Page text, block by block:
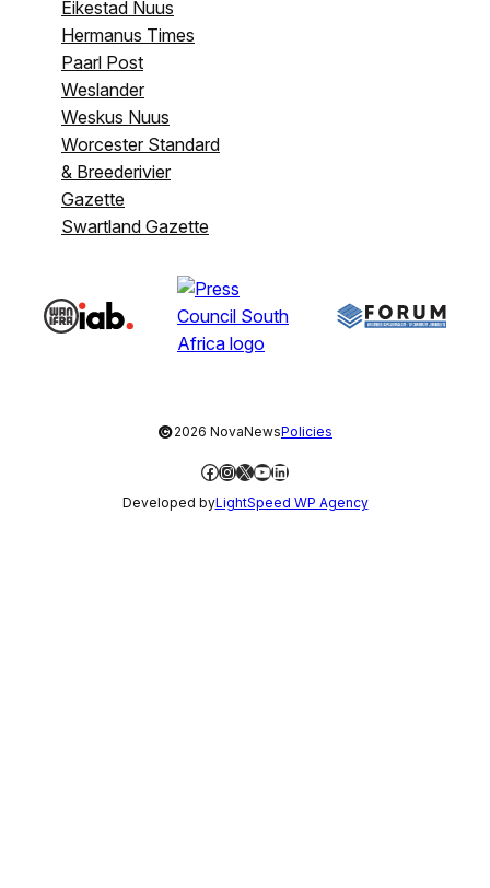
Eikestad Nuus
Hermanus Times
Paarl Post
Weslander
Weskus Nuus
Worcester Standard
& Breederivier
Gazette
Swartland Gazette
©2026 NovaNewsPolicies
Facebook
Instagram
X YouTube
LinkedIn
Developed byLightSpeed WP Agency